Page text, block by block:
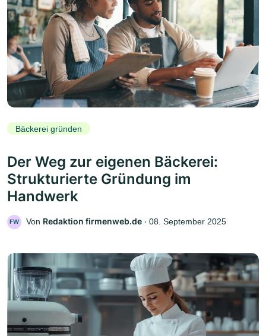
Bäckerei gründen
Der Weg zur eigenen Bäckerei:
Strukturierte Gründung im
Handwerk
FW Von Redaktion firmenweb.de ‧ 08. September 2025